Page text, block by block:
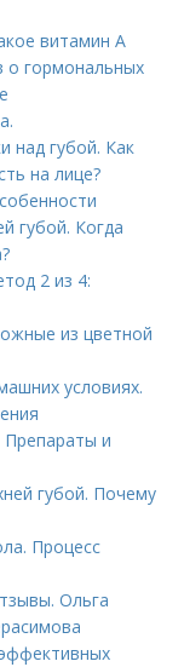
витамин А
о гормональных
над губой. Как
на лице?
губой. Когда
2 из 4:
из цветной
условиях.
Препараты и
губой. Почему
Процесс
Ольга